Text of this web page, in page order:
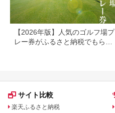
【2026年版】人気のゴルフ場プ
レー券がふるさと納税でもらえ
サイト比較
楽天ふるさと納税